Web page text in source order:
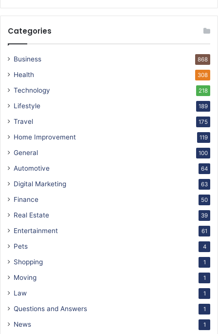
Categories
Business 868
Health 308
Technology 218
Lifestyle 189
Travel 175
Home Improvement 119
General 100
Automotive 64
Digital Marketing 63
Finance 50
Real Estate 39
Entertainment 61
Pets 4
Shopping 1
Moving 1
Law 1
Questions and Answers 1
News 1